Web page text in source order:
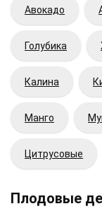
Авокадо
Голубика
Калина
Манго
Цитрусовые
Плодовые